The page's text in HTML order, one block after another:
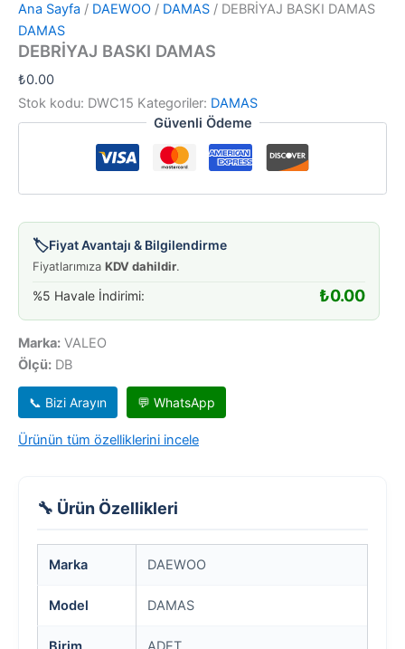
Ana Sayfa / DAEWOO / DAMAS / DEBRİYAJ BASKI DAMAS
DAMAS
DEBRİYAJ BASKI DAMAS
₺0.00
Stok kodu: DWC15 Kategoriler: DAMAS
Güvenli Ödeme
🏷️Fiyat Avantajı & Bilgilendirme
Fiyatlarımıza KDV dahildir.
%5 Havale İndirimi: ₺0.00
Marka: VALEO
Ölçü: DB
📞 Bizi Arayın 💬 WhatsApp
Ürünün tüm özelliklerini incele
🔧 Ürün Özellikleri
Marka DAEWOO
Model DAMAS